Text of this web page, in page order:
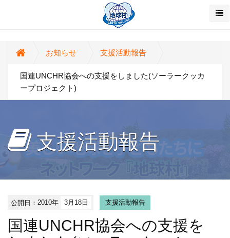
お知らせ 支援活動報告
国連UNCHR協会への支援をしました(ソーラークッカ
ープロジェクト)
支援活動報告
公開日：2010年 3月18日 支援活動報告
国連UNCHR協会への支援を